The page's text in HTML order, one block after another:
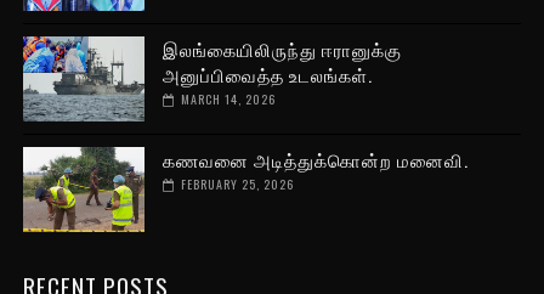
இலங்கையிலிருந்து ஈரானுக்கு
அனுப்பிவைத்த உடலங்கள்.
MARCH 14, 2026
கணவனை அடித்துக்கொன்ற மனைவி.
FEBRUARY 25, 2026
RECENT POSTS